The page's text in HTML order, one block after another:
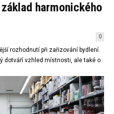
harmonického
0
rozhodnutí při zařizování bydlení.
dotváří vzhled místnosti, ale také o